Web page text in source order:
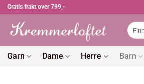
Skip
content
Gratis frakt over 799,-
Søk
etter:
Garn Dame Herre Barn